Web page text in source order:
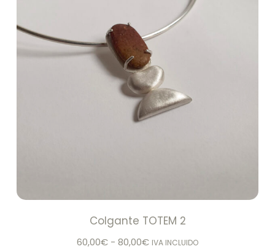
Colgante TOTEM 2
60,00€ - 80,00€ IVA INCLUIDO